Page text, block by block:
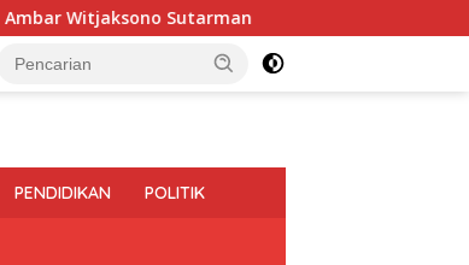
Sutarman Perbaikan Jalan RA
PENDIDIKAN POLITIK